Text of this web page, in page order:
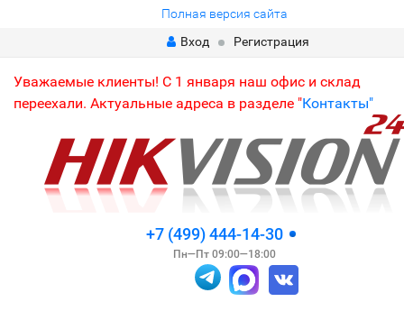
Полная версия сайта
Вход
Регистрация
Уважаемые клиенты! С 1 января наш офис и склад
переехали. Актуальные адреса в разделе "Контакты"
+7 (499) 444-14-30
Пн—Пт 09:00—18:00